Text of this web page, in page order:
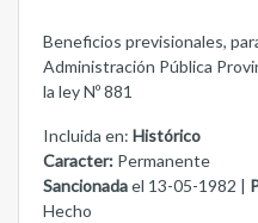
Beneficios previsionales,
Administración Pública
la ley Nº 881
Incluida en: Histórico
Caracter: Permanente
Sancionadael 13-05-1982 |
Hecho